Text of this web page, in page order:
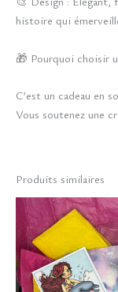
histoire qui
🎁 Pourquoi choisir
C’est un cadeau en
Vous soutenez une
Produits similaires